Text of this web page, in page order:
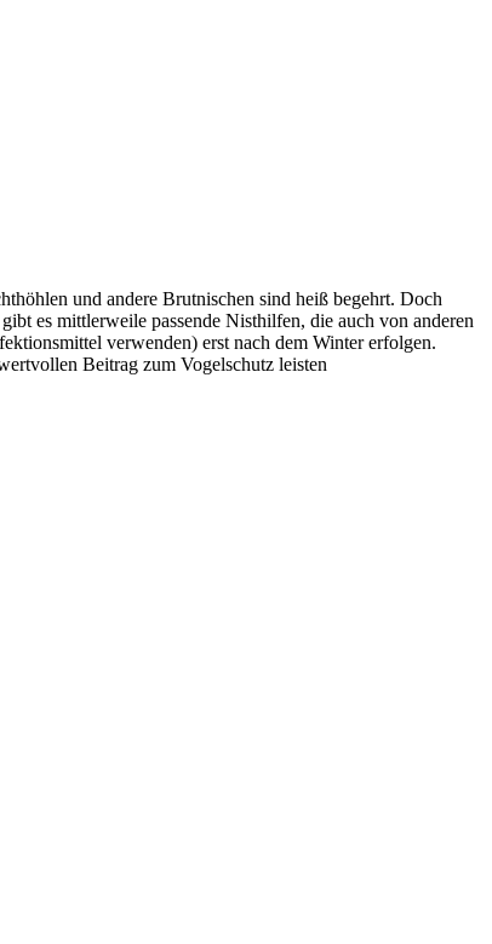
und andere Brutnischen sind heiß begehrt. Doch
es mittlerweile passende Nisthilfen, die auch von anderen
verwenden) erst nach dem Winter erfolgen.
Beitrag zum Vogelschutz leisten